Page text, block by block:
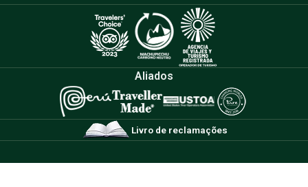
Livro de reclamações
Aliados